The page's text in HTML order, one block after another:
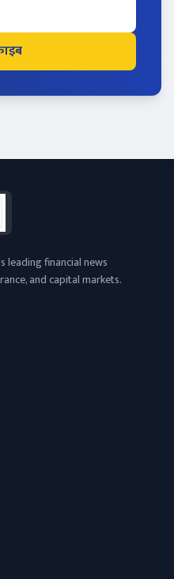
leading financial news
and capital markets.